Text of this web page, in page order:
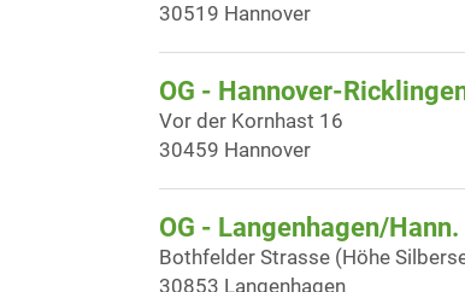
30519 Hannover
OG - Hannover-
Vor der Kornhast 16
30459 Hannover
OG - Langenhagen/Hann.
Bothfelder Strasse (Höhe
30853 Langenhagen